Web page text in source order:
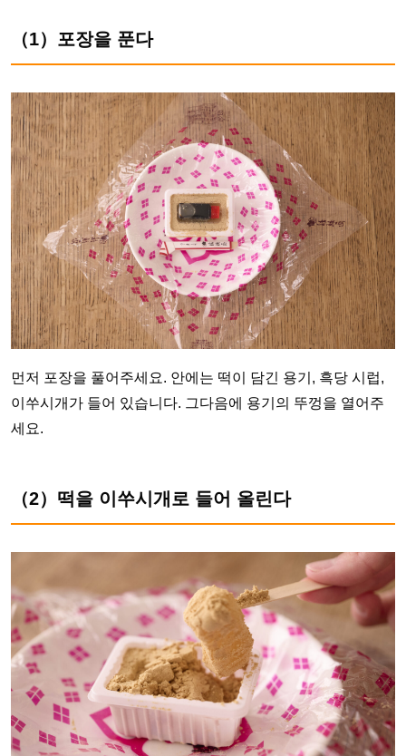
（1）포장을 푼다
먼저 포장을 풀어주세요. 안에는 떡이 담긴 용기, 흑당 시럽,
이쑤시개가 들어 있습니다. 그다음에 용기의 뚜껑을 열어주
세요.
（2）떡을 이쑤시개로 들어 올린다